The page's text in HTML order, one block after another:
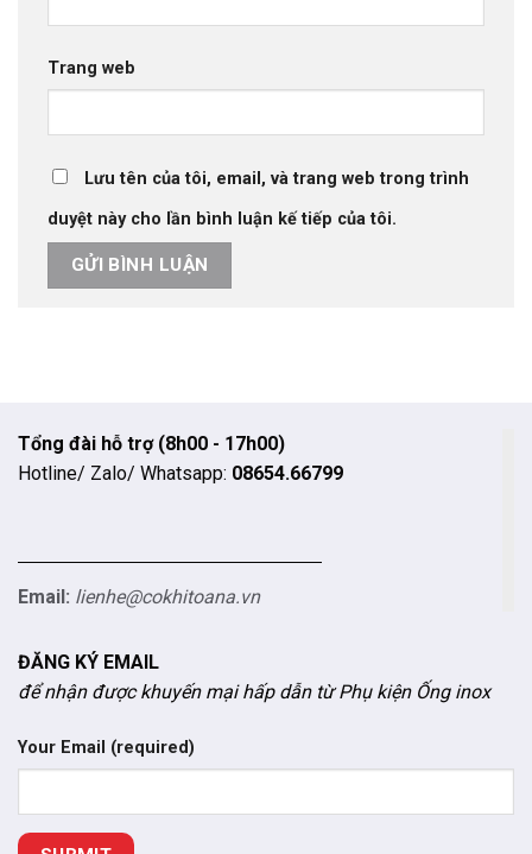
Trang web
Lưu tên của tôi, email, và trang web trong trình
duyệt này cho lần bình luận kế tiếp của tôi.
Tổng đài hỗ trợ (8h00 - 17h00)
Hotline/ Zalo/ Whatsapp: 08654.66799
Email: lienhe@cokhitoana.vn
ĐĂNG KÝ EMAIL
để nhận được khuyến mại hấp dẫn từ Phụ kiện Ống inox
Your Email (required)